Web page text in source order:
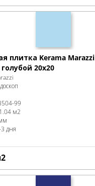
плитка Kerama Marazzi
20x20
-99
м2
дня
2